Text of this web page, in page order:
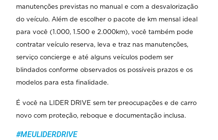
manutenções previstas no manual e com a desvalorização
do veículo. Além de escolher o pacote de km mensal ideal
para você (1.000, 1.500 e 2.000km), você também pode
contratar veículo reserva, leva e traz nas manutenções,
serviço concierge e até alguns veículos podem ser
blindados conforme observados os possíveis prazos e os
modelos para esta finalidade.
É você na LIDER DRIVE sem ter preocupações e de carro
novo com proteção, reboque e documentação inclusa.
#MEULIDERDRIVE